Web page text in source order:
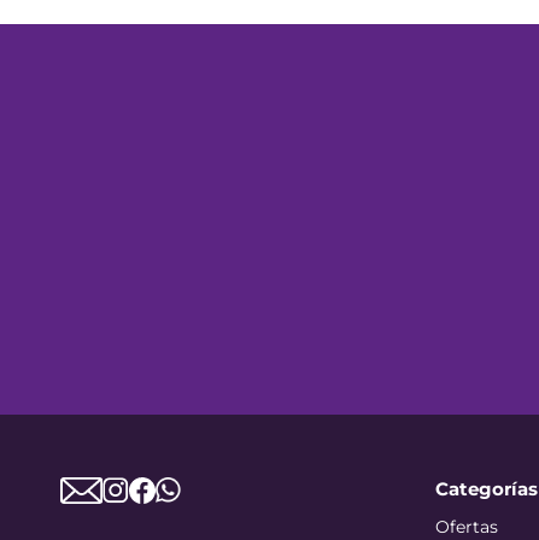
Categorías
Ofertas